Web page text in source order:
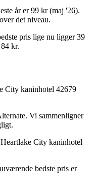
år er 99 kr (maj '26).
det niveau.
pris lige nu ligger 39
kr.
City kaninhotel 42679
Vi sammenligner
City kaninhotel
bedste pris er